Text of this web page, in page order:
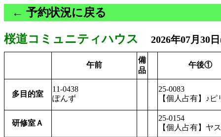
← 予約状況に戻る
桜道コミュニティハウス 2026年07月30
午前
備
品
午後①
多目的室
11-0438
ぽんず
25-0083
【個人占有】♪ピ
研修室Ａ
25-0154
【個人占有】ヤス